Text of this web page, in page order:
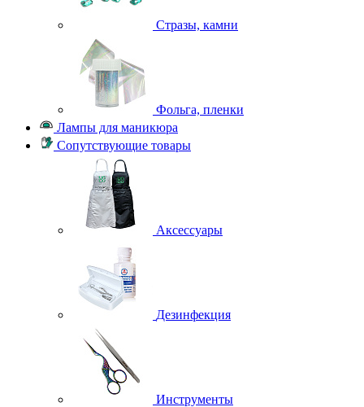
Стразы, камни
Фольга, пленки
Лампы для маникюра
Сопутствующие товары
Аксессуары
Дезинфекция
Инструменты